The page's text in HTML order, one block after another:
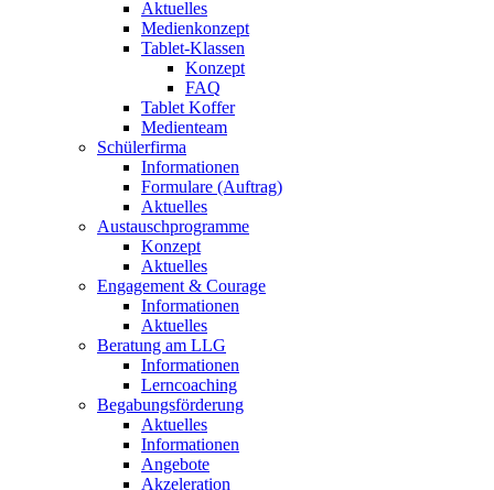
Aktuelles
Medienkonzept
Tablet-Klassen
Konzept
FAQ
Tablet Koffer
Medienteam
Schülerfirma
Informationen
Formulare (Auftrag)
Aktuelles
Austauschprogramme
Konzept
Aktuelles
Engagement & Courage
Informationen
Aktuelles
Beratung am LLG
Informationen
Lerncoaching
Begabungsförderung
Aktuelles
Informationen
Angebote
Akzeleration